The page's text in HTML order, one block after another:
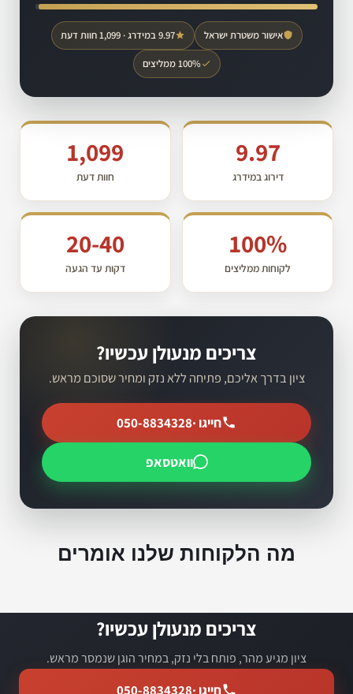
אישור משטרת ישראל 9.97 במידרג · 1,099 חוות דעת
100% ממליצים
9.97
דירוג במידרג
1,099
חוות דעת
100%
לקוחות ממליצים
20-40
דקות עד הגעה
צריכים מנעולן עכשיו?
ציון בדרך אליכם, פתיחה ללא נזק ומחיר שסוכם מראש.
חייגו ·050-8834328
וואטסאפ
מה הלקוחות שלנו אומרים
צריכים מנעולן עכשיו?
ציון מגיע מהר, פותח בלי נזק, במחיר הוגן שנמסר מראש.
חייגו ·050-8834328